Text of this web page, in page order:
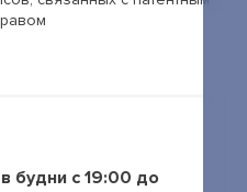
будни с 19:00 до